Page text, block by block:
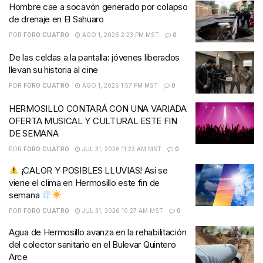
Hombre cae a socavón generado por colapso
de drenaje en El Sahuaro
POR FORO CUATRO AGO 1, 2026 2:23 PM MST 0
De las celdas a la pantalla: jóvenes liberados
llevan su historia al cine
POR FORO CUATRO AGO 1, 2026 1:57 PM MST 0
HERMOSILLO CONTARÁ CON UNA VARIADA
OFERTA MUSICAL Y CULTURAL ESTE FIN
DE SEMANA
POR FORO CUATRO JUL 31, 2026 11:23 AM MST 0
¡CALOR Y POSIBLES LLUVIAS! Así se
viene el clima en Hermosillo este fin de
semana
POR FORO CUATRO JUL 31, 2026 10:27 AM MST 0
Agua de Hermosillo avanza en la rehabilitación
del colector sanitario en el Bulevar Quintero
Arce